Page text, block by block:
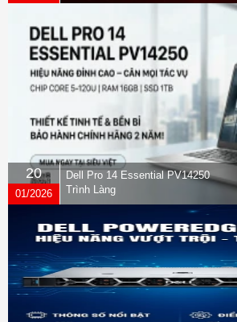
quyền
20
01/2026
Dell Pro 14 Essential PV14250
Trình Làng